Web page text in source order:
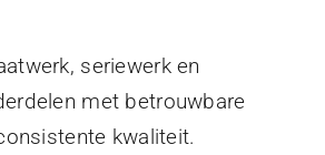
seriewerk en
met betrouwbare
kwaliteit.